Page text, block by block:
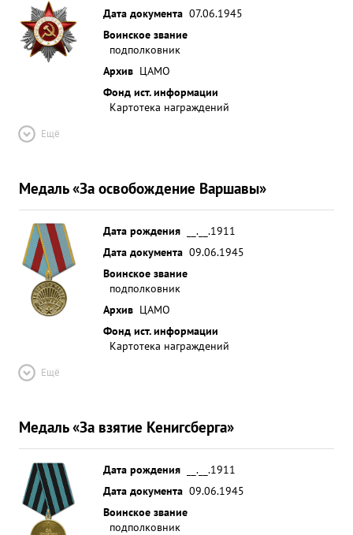
Дата документа 07.06.1945
Воинское звание
подполковник
Архив ЦАМО
Фонд ист. информации
Картотека награждений
Ещё
Медаль «За освобождение Варшавы»
Дата рождения
__.__.1911
Дата документа 09.06.1945
Воинское звание
подполковник
Архив ЦАМО
Фонд ист. информации
Картотека награждений
Ещё
Медаль «За взятие Кенигсберга»
Дата рождения
__.__.1911
Дата документа 09.06.1945
Воинское звание
подполковник